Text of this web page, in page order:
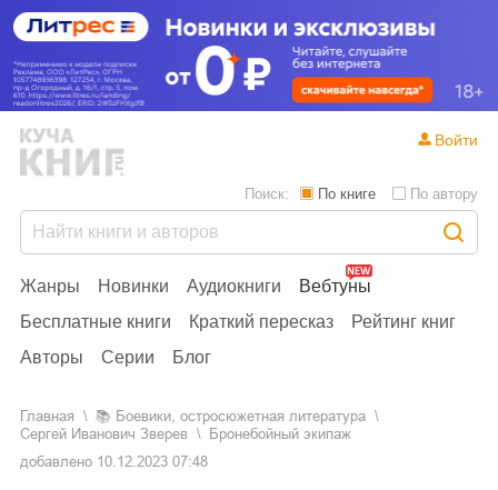
Жанры Новинки Аудиокниги
Вебтуны
Бесплатные книги
Краткий пересказ
Рейтинг книг
Авторы
Серии Блог
Поиск: По книге По автору
Войти
Главная 📚
боевики, остросюжетная литература
Сергей Иванович Зверев
Бронебойный экипаж
добавлено 10.12.2023 07:48